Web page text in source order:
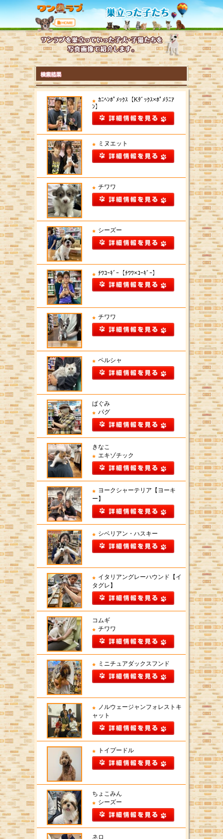
ｶﾆﾍﾝﾎﾟﾒｯｸｽ【Kﾀﾞｯｸｽ×ﾎﾟﾒﾗﾆｱ
ﾝ】
ミヌエット
チワワ
シーズー
ﾁﾜｺｰｷﾞｰ【ﾁﾜﾜ×ｺｰｷﾞｰ】
チワワ
ペルシャ
ぱぐみ
パグ
きなこ
エキゾチック
ヨークシャーテリア【ヨーキ
ー】
シベリアン・ハスキー
イタリアングレーハウンド【イ
タグレ】
コムギ
チワワ
ミニチュアダックスフンド
ノルウェージャンフォレストキ
ャット
トイプードル
ちょこみん
シーズー
ネロ